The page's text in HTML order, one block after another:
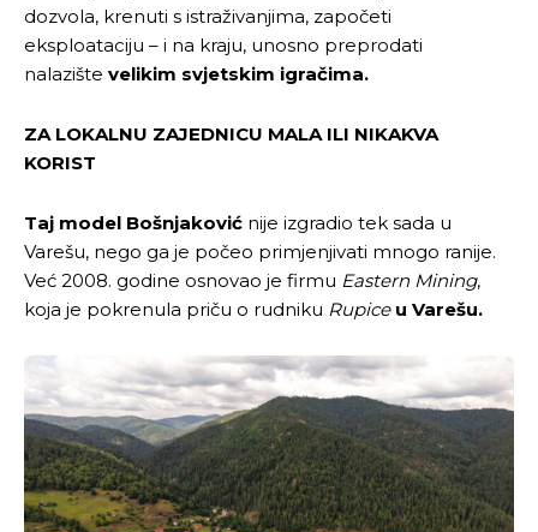
dozvola, krenuti s istraživanjima, započeti
eksploataciju – i na kraju, unosno preprodati
nalazište velikim svjetskim igračima.
ZA LOKALNU ZAJEDNICU MALA ILI NIKAKVA
KORIST
Taj model Bošnjaković nije izgradio tek sada u
Varešu, nego ga je počeo primjenjivati mnogo ranije.
Već 2008. godine osnovao je firmu Eastern Mining,
koja je pokrenula priču o rudniku Rupice u Varešu.